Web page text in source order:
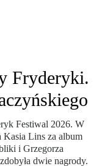
Fryderyki.
Festiwal 2026. W
Kasia Lins za album
i Grzegorza
dwie nagrody.